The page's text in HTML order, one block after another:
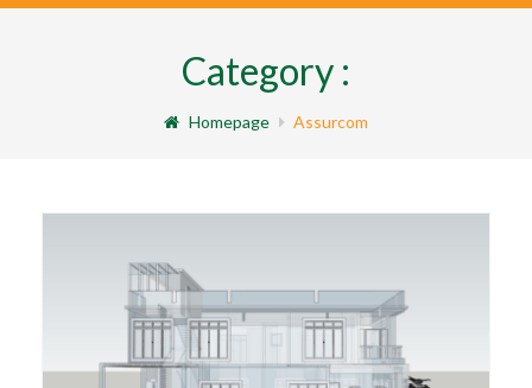
Category :
Homepage Assurcom